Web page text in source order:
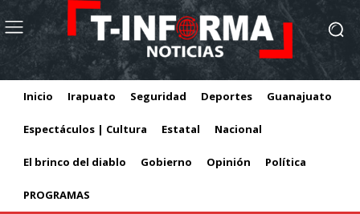
Inicio Irapuato Seguridad Deportes Guanajuato
Espectáculos | Cultura Estatal Nacional
El brinco del diablo Gobierno Opinión Política
PROGRAMAS